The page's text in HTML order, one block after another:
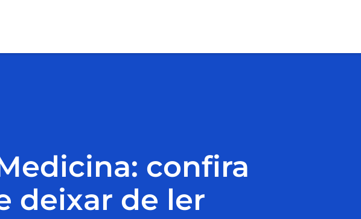
confira
deixar de ler